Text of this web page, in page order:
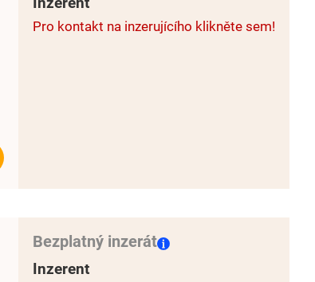
Pro kontakt na inzerujícího klikněte sem!
Bezplatný inzerát
Inzerent